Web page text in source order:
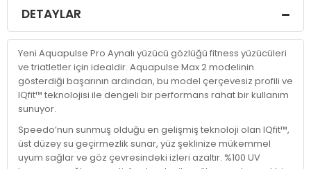
DETAYLAR
Yeni Aquapulse Pro Aynalı yüzücü gözlüğü fitness yüzücüleri
ve triatletler için idealdir. Aquapulse Max 2 modelinin
gösterdiği başarının ardından, bu model çerçevesiz profili ve
IQfit™ teknolojisi ile dengeli bir performans rahat bir kullanım
sunuyor.
Speedo’nun sunmuş olduğu en gelişmiş teknoloji olan IQfit™,
üst düzey su geçirmezlik sunar, yüz şeklinize mükemmel
uyum sağlar ve göz çevresindeki izleri azaltır. %100 UV